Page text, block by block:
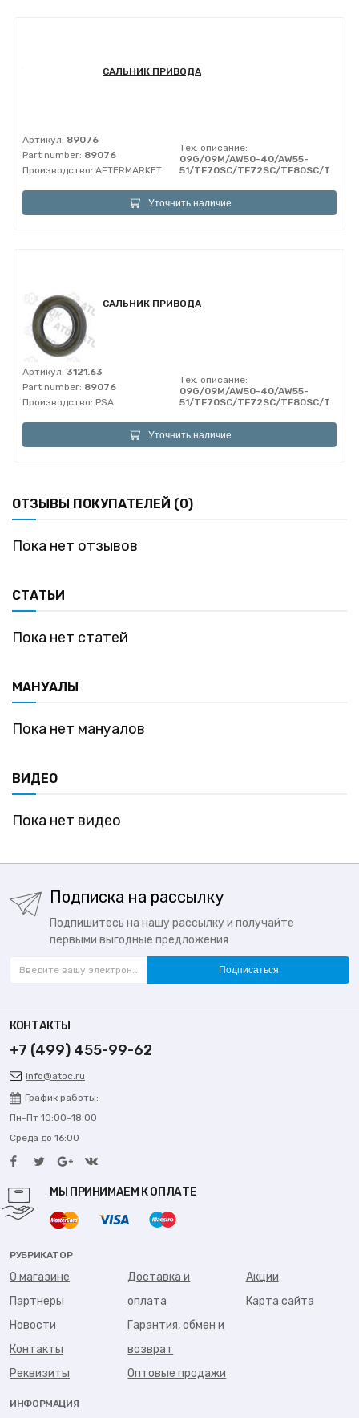
САЛЬНИК ПРИВОДА
Артикул: 89076
Part number: 89076
Производство: AFTERMARKET
Тех. описание:
09G/09M/AW50-40/AW55-
51/TF70SC/TF72SC/TF80SC/
Уточнить наличие
САЛЬНИК ПРИВОДА
Артикул: 3121.63
Part number: 89076
Производство: PSA
Тех. описание:
09G/09M/AW50-40/AW55-
51/TF70SC/TF72SC/TF80SC/
Уточнить наличие
ОТЗЫВЫ ПОКУПАТЕЛЕЙ (0)
Пока нет отзывов
СТАТЬИ
Пока нет статей
МАНУАЛЫ
Пока нет мануалов
ВИДЕО
Пока нет видео
Подписка на рассылку
Подпишитесь на нашу рассылку и получайте
первыми выгодные предложения
Подписаться
КОНТАКТЫ
+7 (499) 455-99-62
info@atoc.ru
График работы:
Пн-Пт 10:00-18:00
Среда до 16:00
МЫ ПРИНИМАЕМ К ОПЛАТЕ
РУБРИКАТОР
О магазине
Партнеры
Новости
Контакты
Реквизиты
Доставка и
оплата
Гарантия, обмен и
возврат
Оптовые продажи
Акции
Карта сайта
ИНФОРМАЦИЯ